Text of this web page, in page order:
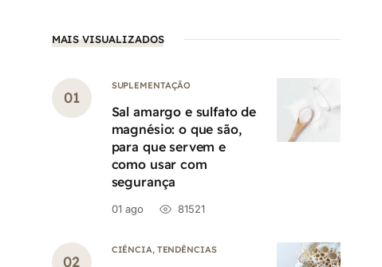
MAIS VISUALIZADOS
SUPLEMENTAÇÃO
Sal amargo e sulfato de
magnésio: o que são,
para que servem e
como usar com
segurança
01 ago 81521
CIÊNCIA, TENDÊNCIAS